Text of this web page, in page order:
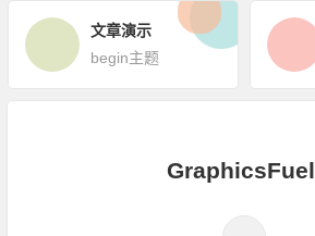
文章演示
begin主题
GraphicsFuel